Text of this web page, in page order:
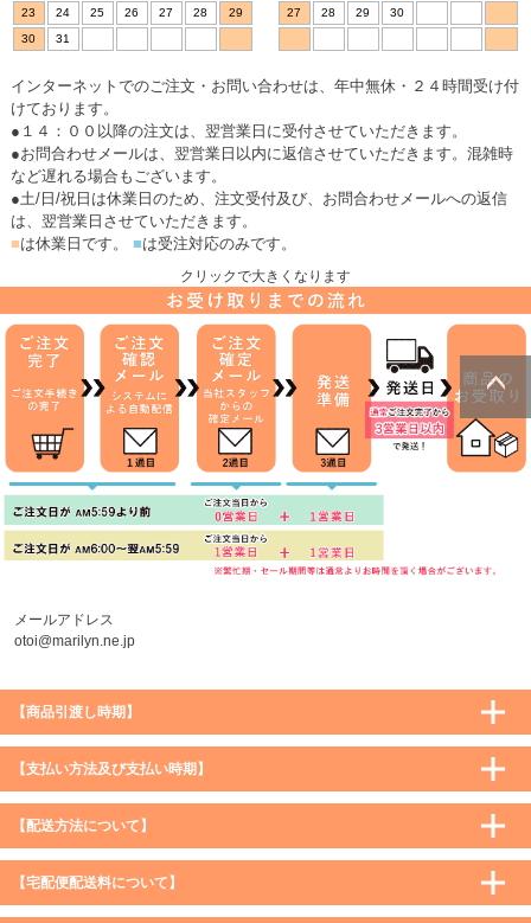
ページトッ
プへ
23
24 25 26 27 28
29
30
31
27
28 29 30
インターネットでのご注文・お問い合わせは、年中無休・２４時間受け付
けております。
●１４：００以降の注文は、翌営業日に受付させていただきます。
●お問合わせメールは、翌営業日以内に返信させていただきます。混雑時
など遅れる場合もございます。
●土/日/祝日は休業日のため、注文受付及び、お問合わせメールへの返信
は、翌営業日させていただきます。
■は休業日です。 ■は受注対応のみです。
クリックで大きくなります
メールアドレス
otoi@marilyn.ne.jp
【商品引渡し時期】
【支払い方法及び支払い時期】
【配送方法について】
【宅配便配送料について】